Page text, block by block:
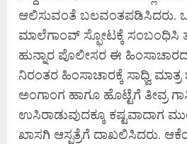
ಆಲಿಸುವಂತೆ ಬಲವಂತಪಡಿಸಿದರು.
ಮಾಲೆಗಾಂವ್ ಸ್ಫೋಟಕ್ಕೆ ಸಂಬಂಧಿಸಿ
ಹುನ್ನಾರ ಪೊಲೀಸರ ಈ
ನಿರಂತರ ಹಿಂಸಾಚಾರಕ್ಕೆ ಸಾಧ್ವಿ
ಅಂಗಾಂಗ ಹಾಗೂ ಹೊಟ್ಟೆಗೆ ತೀವ್ರ
ಉಸಿರಾಡುವುದಕ್ಕೂ ಕಷ್ಟವಾದಾಗ
ಖಾಸಗಿ ಆಸ್ಪತ್ರೆಗೆ ದಾಖಲಿಸಿದರು.